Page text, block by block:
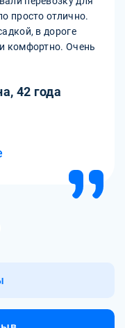
просто отлично.
в дороге
комфортно. Очень
42 года